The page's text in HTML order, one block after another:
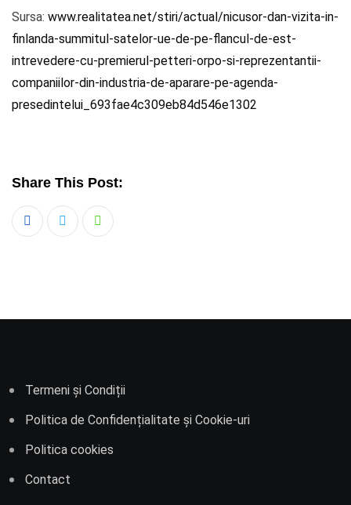
Sursa: www.realitatea.net/stiri/actual/nicusor-dan-vizita-in-
finlanda-summitul-satelor-ue-de-pe-flancul-de-est-
intrevedere-cu-premierul-petteri-orpo-si-reprezentantii-
companiilor-din-industria-de-aparare-pe-agenda-
presedintelui_693fae4c309eb84d546e1302
Share This Post:
Whatsapp
Termeni și Condiții
Politica de Confidențialitate și Cookie-uri
Politica cookies
Contact